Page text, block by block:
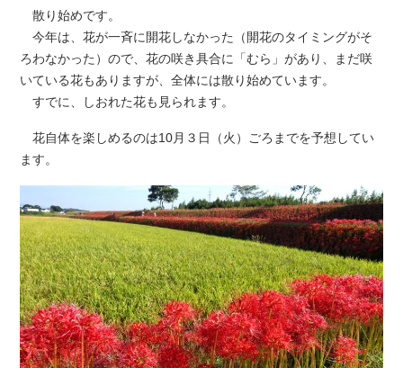
散り始めです。
今年は、花が一斉に開花しなかった（開花のタイミングがそ
ろわなかった）ので、花の咲き具合に「むら」があり、まだ咲
いている花もありますが、全体には散り始めています。
すでに、しおれた花も見られます。
花自体を楽しめるのは10月３日（火）ごろまでを予想してい
ます。